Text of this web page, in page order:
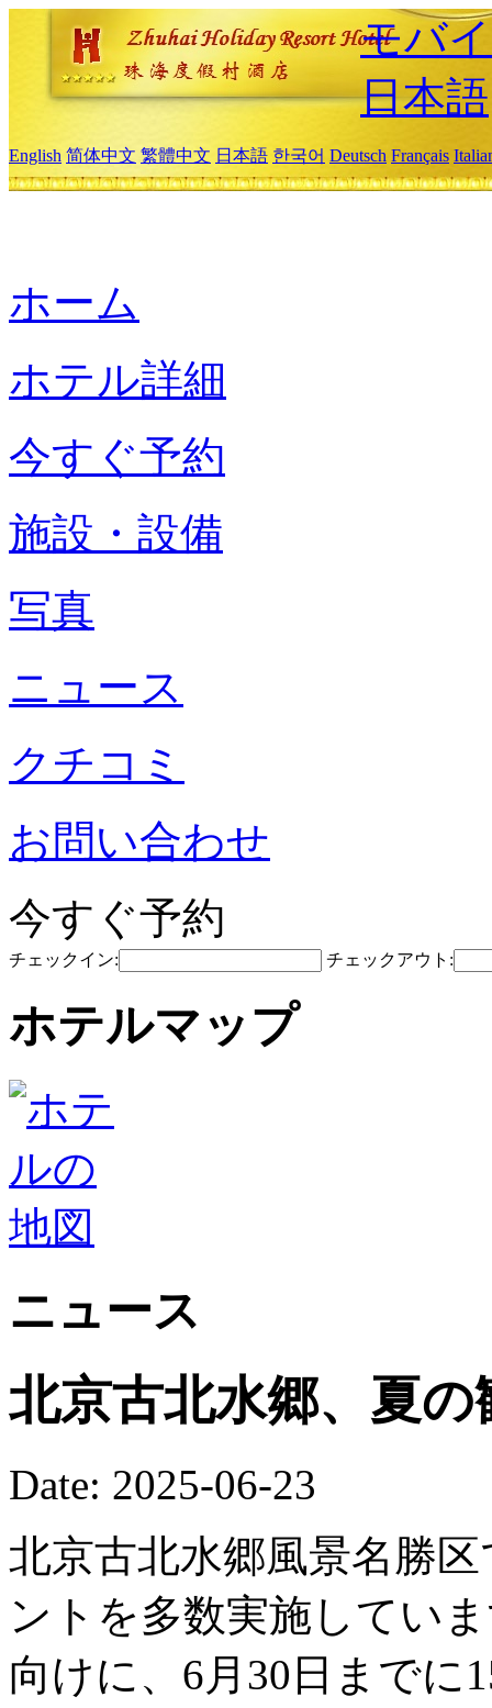
モバ
日本語
English 简体中文 繁體中文 日本語 한국어 Deutsch Français
ホーム
ホテル詳細
今すぐ予約
施設・設備
写真
ニュース
クチコミ
お問い合わせ
今すぐ予約
チェックイン: チェックアウト:
ホテルマップ
ニュース
北京古北水郷、夏
Date: 2025-06-23
北京古北水郷風景名勝
ントを多数実施してい
向けに、6月30日までに